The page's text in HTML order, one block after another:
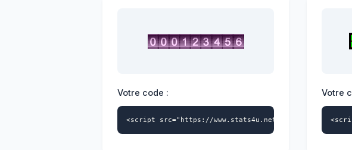
Votre code :
<script src="https://www.stats4u.net/s4u.js" data-
Votre